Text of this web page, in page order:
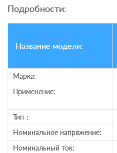
Подробности:
Название модели:
Марка:
Применение:
Тип：
Номинальное напряжение:
Номинальный ток: